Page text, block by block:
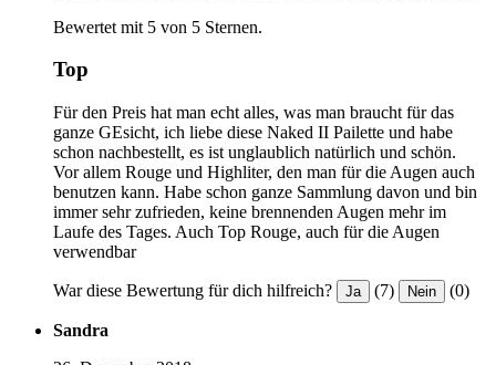
Bewertet mit 5 von 5 Sternen.
Top
Für den Preis hat man echt alles, was man braucht für das
ganze GEsicht, ich liebe diese Naked II Pailette und habe
schon nachbestellt, es ist unglaublich natürlich und schön.
Vor allem Rouge und Highliter, den man für die Augen auch
benutzen kann. Habe schon ganze Sammlung davon und bin
immer sehr zufrieden, keine brennenden Augen mehr im
Laufe des Tages. Auch Top Rouge, auch für die Augen
verwendbar
War diese Bewertung für dich hilfreich? Ja (7) Nein (0)
Sandra